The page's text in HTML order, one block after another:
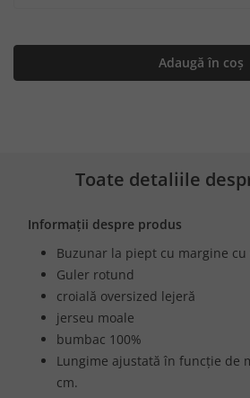
Adaugă în coș
Toate detaliile
Informații despre produs
Buzunar la piept cu margine cu
Guler rotund
croială oversized lejeră
jerseu moale
bumbac 100%
Lungime ajustată în funcție de
cm.